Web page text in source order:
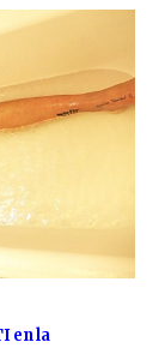
en la